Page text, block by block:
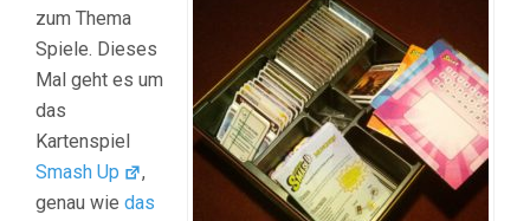
zum Thema
Spiele. Dieses
Mal geht es um
das
Kartenspiel
Smash Up
,
genau wie das